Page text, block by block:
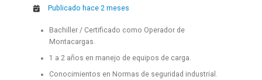
RECETARIO ÚNETE A NUESTRO EQUIPO
Publicado hace 2 meses
Bachiller / Certificado como Operador de
Montacargas.
1 a 2 años en manejo de equipos de carga.
Conocimientos en Normas de seguridad industrial.